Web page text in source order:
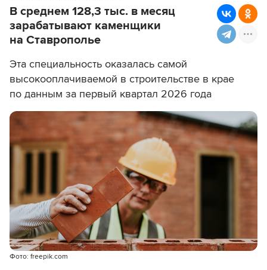
В среднем 128,3 тыс. в месяц
зарабатывают каменщики
на Ставрополье
Эта специальность оказалась самой
высокооплачиваемой в строительстве в крае
по данным за первый квартал 2026 года
Фото: freepik.com